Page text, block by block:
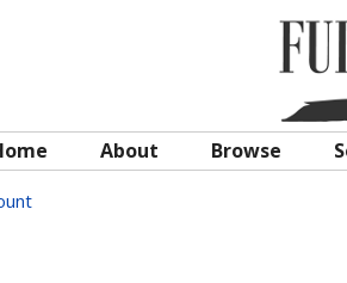
About Browse